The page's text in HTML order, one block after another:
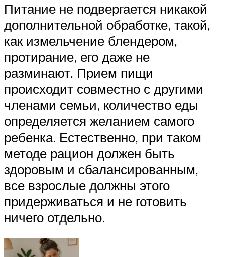
Питание не подвергается никакой
дополнительной обработке, такой,
как измельчение блендером,
протирание, его даже не
разминают. Прием пищи
происходит совместно с другими
членами семьи, количество еды
определяется желанием самого
ребенка. Естественно, при таком
методе рацион должен быть
здоровым и сбалансированным,
все взрослые должны этого
придерживаться и не готовить
ничего отдельно.